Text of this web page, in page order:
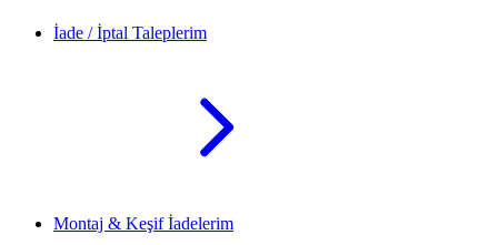
İade / İptal Taleplerim
Montaj & Keşif İadelerim